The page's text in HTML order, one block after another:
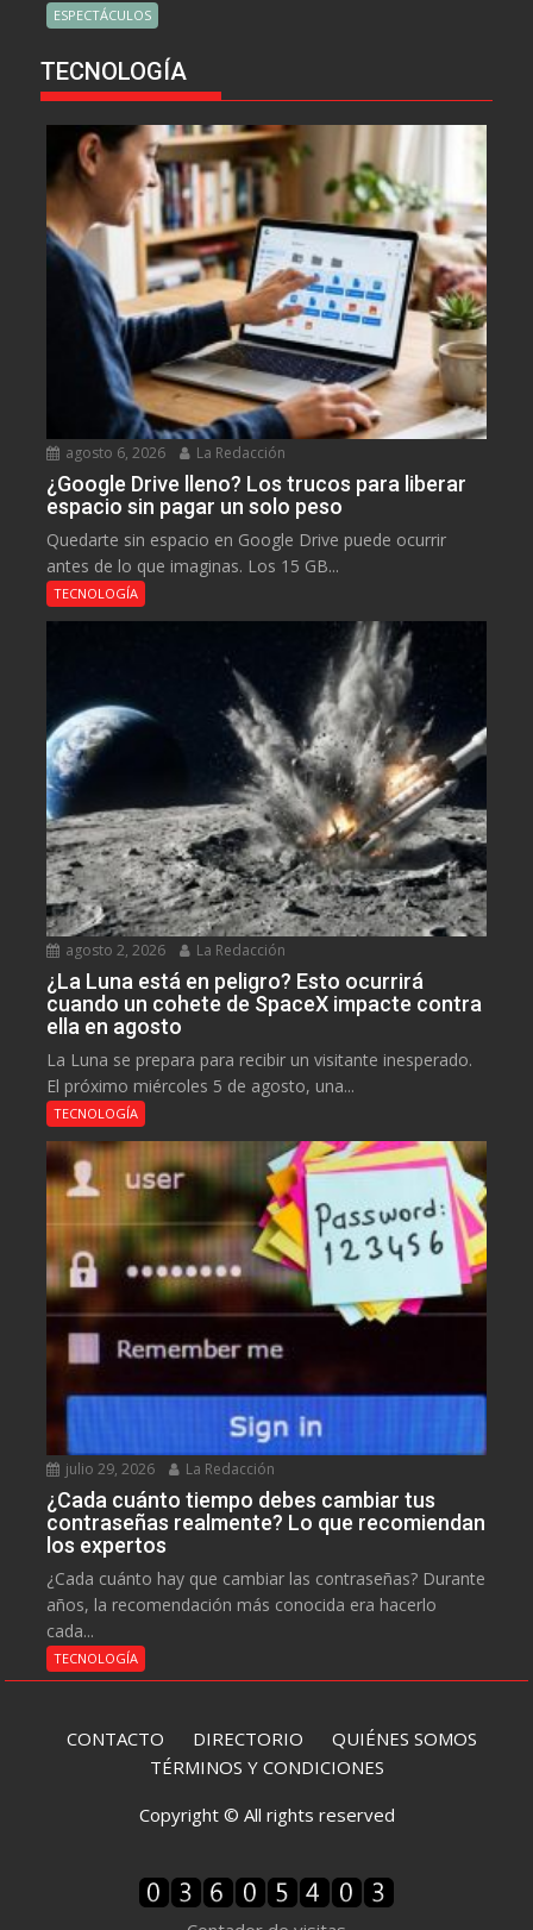
ESPECTÁCULOS
TECNOLOGÍA
agosto 6, 2026 La Redacción
¿Google Drive lleno? Los trucos para liberar
espacio sin pagar un solo peso
Quedarte sin espacio en Google Drive puede ocurrir
antes de lo que imaginas. Los 15 GB...
TECNOLOGÍA
agosto 2, 2026 La Redacción
¿La Luna está en peligro? Esto ocurrirá
cuando un cohete de SpaceX impacte contra
ella en agosto
La Luna se prepara para recibir un visitante inesperado.
El próximo miércoles 5 de agosto, una...
TECNOLOGÍA
julio 29, 2026 La Redacción
¿Cada cuánto tiempo debes cambiar tus
contraseñas realmente? Lo que recomiendan
los expertos
¿Cada cuánto hay que cambiar las contraseñas? Durante
años, la recomendación más conocida era hacerlo
cada...
TECNOLOGÍA
CONTACTO DIRECTORIO QUIÉNES SOMOS
TÉRMINOS Y CONDICIONES
Copyright © All rights reserved